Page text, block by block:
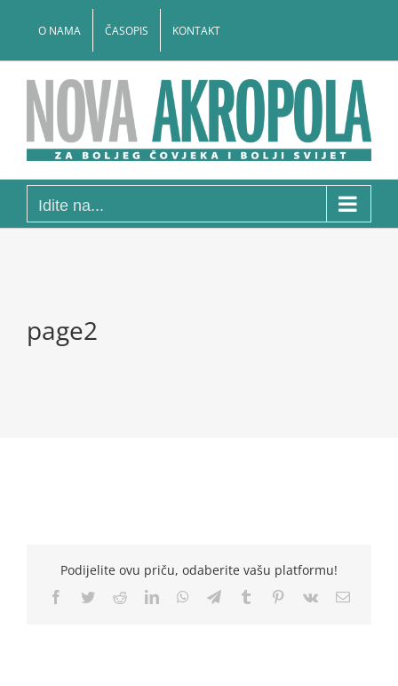
O NAMA ČASOPIS KONTAKT
Idite na...
page2
Podijelite ovu priču, odaberite vašu platformu!
Facebook
TwitterRedditLinkedInWhatsApp
TelegramTumblr Pinterest
Vk Email